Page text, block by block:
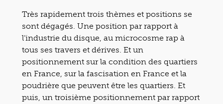
Très rapidement trois thèmes et positions se
sont dégagés. Une position par rapport à
l’industrie du disque, au microcosme rap à
tous ses travers et dérives. Et un
positionnement sur la condition des quartiers
en France, sur la fascisation en France et la
poudrière que peuvent être les quartiers. Et
puis, un troisième positionnement par rapport